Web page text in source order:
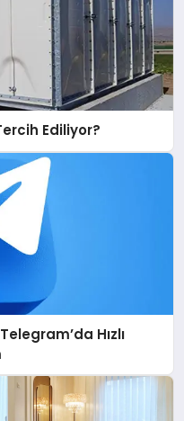
Ediliyor?
Hızlı